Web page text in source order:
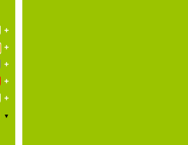
+
+
+
+
+
▼